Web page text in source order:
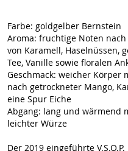
Farbe: goldgelber Bernstein
Aroma: fruchtige Noten
von Karamell, Haselnüssen,
Tee, Vanille sowie floralen
Geschmack: weicher Körper
nach getrockneter Mango,
eine Spur Eiche
Abgang: lang und wärmend
leichter Würze
Der 2019 eingeführte